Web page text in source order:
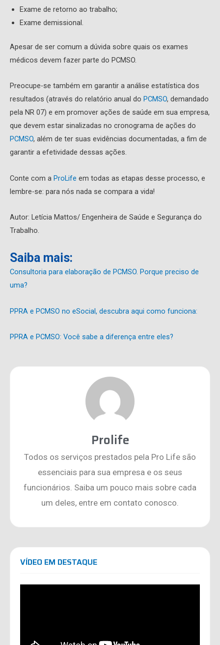
Exame de retorno ao trabalho;
Exame demissional.
Apesar de ser comum a dúvida sobre quais os exames
médicos devem fazer parte do PCMSO.
Preocupe-se também em garantir a análise estatística dos
resultados (através do relatório anual do PCMSO, demandado
pela NR 07) e em promover ações de saúde em sua empresa,
que devem estar sinalizadas no cronograma de ações do
PCMSO, além de ter suas evidências documentadas, a fim de
garantir a efetividade dessas ações.
Conte com a ProLife em todas as etapas desse processo, e
lembre-se: para nós nada se compara a vida!
Autor: Letícia Mattos/ Engenheira de Saúde e Segurança do
Trabalho.
Saiba mais:
Consultoria para elaboração de PCMSO. Porque preciso de
uma?
PPRA e PCMSO no eSocial, descubra aqui como funciona:
PPRA e PCMSO: Você sabe a diferença entre eles?
Prolife
Todos os serviços prestados pela Pro Life são
essenciais para sua empresa e os seus
funcionários. Saiba um pouco mais sobre cada
um deles, entre em contato conosco.
VÍDEO EM DESTAQUE